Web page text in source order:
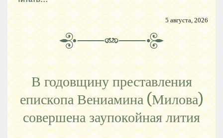
5 августа, 2026
В годовщину преставления
епископа Вениамина (Милова)
совершена заупокойная лития